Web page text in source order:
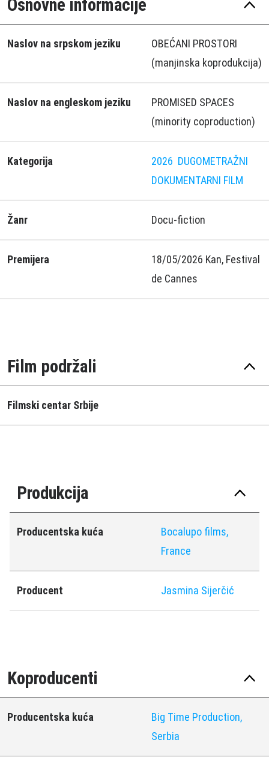
Osnovne informacije
Naslov na srpskom jeziku
OBEĆANI PROSTORI
(manjinska koprodukcija)
Naslov na engleskom jeziku
PROMISED SPACES
(minority coproduction)
Kategorija 2026 DUGOMETRAŽNI
DOKUMENTARNI FILM
Žanr Docu-fiction
Premijera
18/05/2026 Kan, Festival
de Cannes
Film podržali
Filmski centar Srbije
Produkcija
Producentska kuća
Bocalupo films,
France
Producent Jasmina Sijerčić
Koproducenti
Producentska kuća
Big Time Production,
Serbia